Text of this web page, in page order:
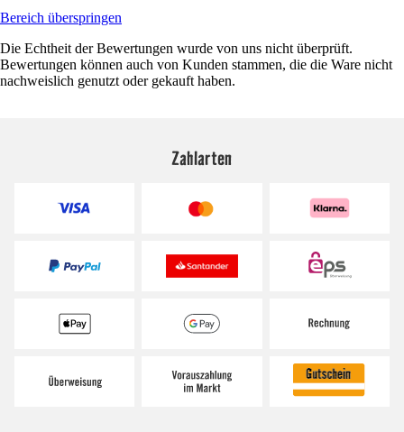
Bereich überspringen
Die Echtheit der Bewertungen wurde von uns nicht überprüft.
Bewertungen können auch von Kunden stammen, die die Ware nicht
nachweislich genutzt oder gekauft haben.
Zahlarten